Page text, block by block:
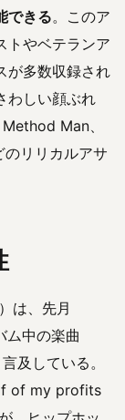
できる。このア
トやベテランア
が多数収録され
わしい顔ぶれ
Man、
リリカルアサ
は、先月
ム中の楽曲
及している。
of my profits